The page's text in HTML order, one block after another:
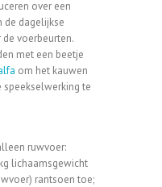
over een
de dagelijkse
voerbeurten.
met een beetje
om het kauwen
speekselwerking te
ruwvoer:
lichaamsgewicht
rantsoen toe;